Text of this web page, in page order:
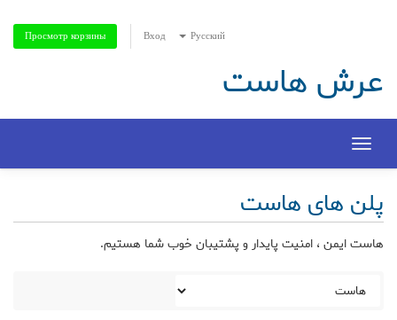
Русский
Вход
Просмотр корзины
عرش هاست
Toggle
navigation
پلن های هاست
هاست ایمن ، امنیت پایدار و پشتیبان خوب شما هستیم.